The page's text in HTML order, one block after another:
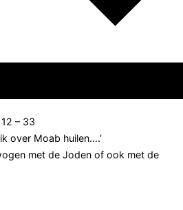
– 33
over Moab huilen….’
met de Joden of ook met de